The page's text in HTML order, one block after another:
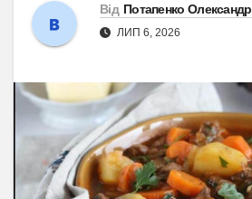
Від Потапенко Олександр
ЛИП 6, 2026